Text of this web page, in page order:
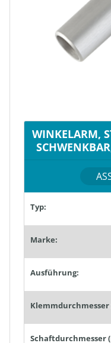
WINKELARM,
Typ:
Marke:
Ausführung:
Schaftdurchmesser